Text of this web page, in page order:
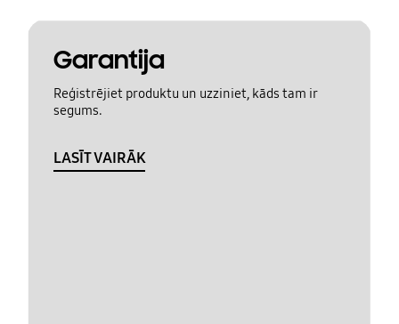
Garantija
Reģistrējiet produktu un uzziniet, kāds tam ir
segums.
LASĪT VAIRĀK